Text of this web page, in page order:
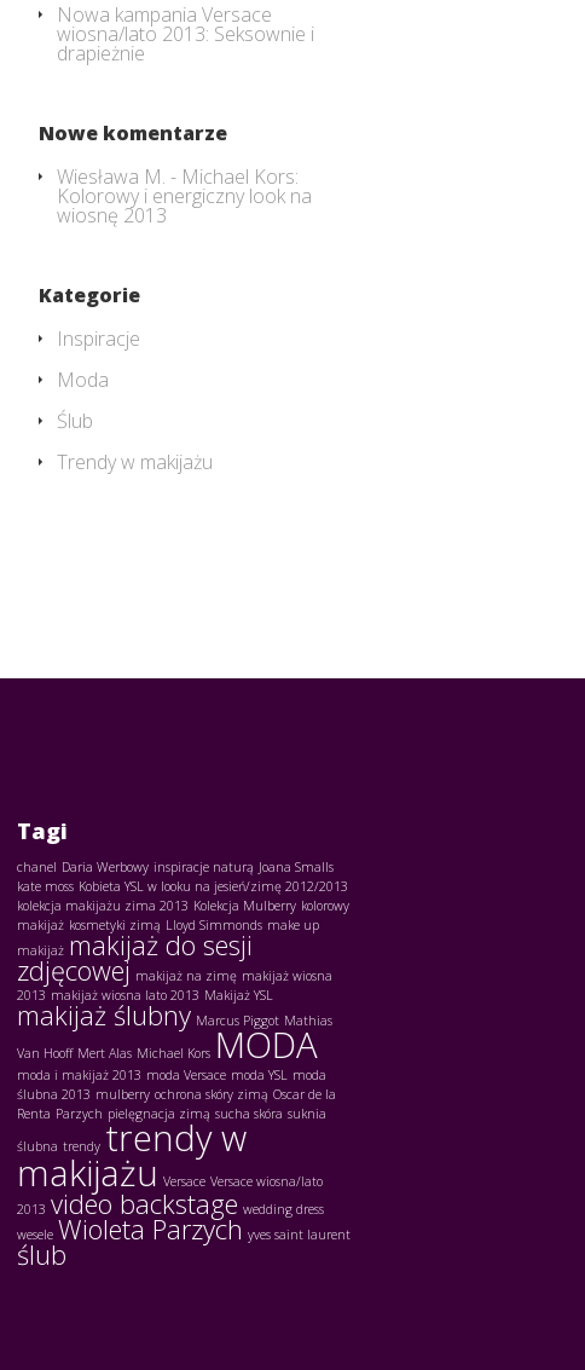
Nowa kampania Versace
wiosna/lato 2013: Seksownie i
drapieżnie
Nowe komentarze
Wiesława M. - Michael Kors:
Kolorowy i energiczny look na
wiosnę 2013
Kategorie
Inspiracje
Moda
Ślub
Trendy w makijażu
Tagi
chanel Daria Werbowy inspiracje naturą Joana Smalls
kate moss Kobieta YSL w looku na jesień/zimę 2012/2013
kolekcja makijażu zima 2013 Kolekcja Mulberry kolorowy
makijaż kosmetyki zimą Lloyd Simmonds make up
makijaż makijaż do sesji
zdjęcowej makijaż na zimę makijaż wiosna
2013 makijaż wiosna lato 2013 Makijaż YSL
makijaż ślubny Marcus Piggot Mathias
Van Hooff Mert Alas Michael Kors MODA
moda i makijaż 2013 moda Versace moda YSL moda
ślubna 2013 mulberry ochrona skóry zimą Oscar de la
Renta Parzych pielęgnacja zimą sucha skóra suknia
ślubna trendy trendy w
makijażu Versace Versace wiosna/lato
2013 video backstage wedding dress
wesele Wioleta Parzych yves saint laurent
ślub